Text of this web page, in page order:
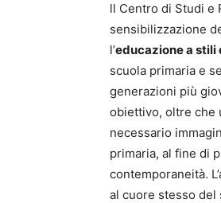
ll Centro di Studi e
sensibilizzazione
l’educazione a stili
scuola primaria e
generazioni più
obiettivo, oltre che
necessario
primaria, al fine di
contemporaneità.
al cuore stesso del